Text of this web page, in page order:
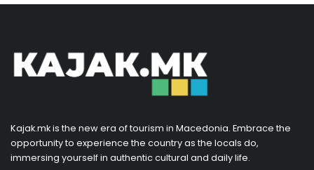
Kajak.mk is the new era of tourism in Macedonia. Embrace the
opportunity to experience the country as the locals do,
immersing yourself in authentic cultural and daily life.